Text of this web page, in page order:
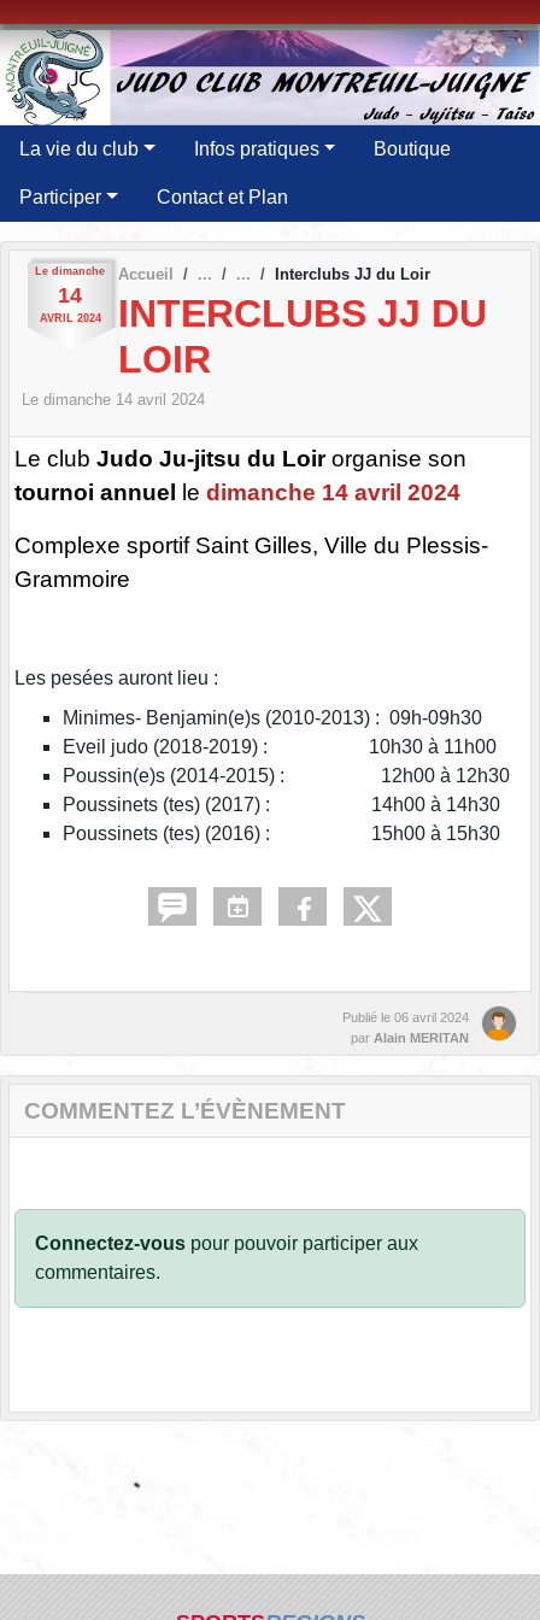
La vie du club Infos pratiques Boutique
Participer Contact et Plan
Le dimanche
14
AVRIL 2024
Accueil Interclubs JJ du Loir
INTERCLUBS JJ DU
LOIR
Le dimanche 14 avril 2024
Le club Judo Ju-jitsu du Loirorganise son
tournoi annuel
le dimanche 14 avril 2024
Complexe sportif Saint Gilles, Ville du Plessis-
Grammoire
Les pesées auront lieu :
Minimes- Benjamin(e)s (2010-2013) : 09h-09h30
Eveil judo (2018-2019) : 10h30 à 11h00
Poussin(e)s (2014-2015) : 12h00 à 12h30
Poussinets (tes) (2017) : 14h00 à 14h30
Poussinets (tes) (2016) : 15h00 à 15h30
Publié le 06 avril 2024
par Alain MERITAN
COMMENTEZ L’ÉVÈNEMENT
Connectez-vous pour pouvoir participer aux
commentaires.